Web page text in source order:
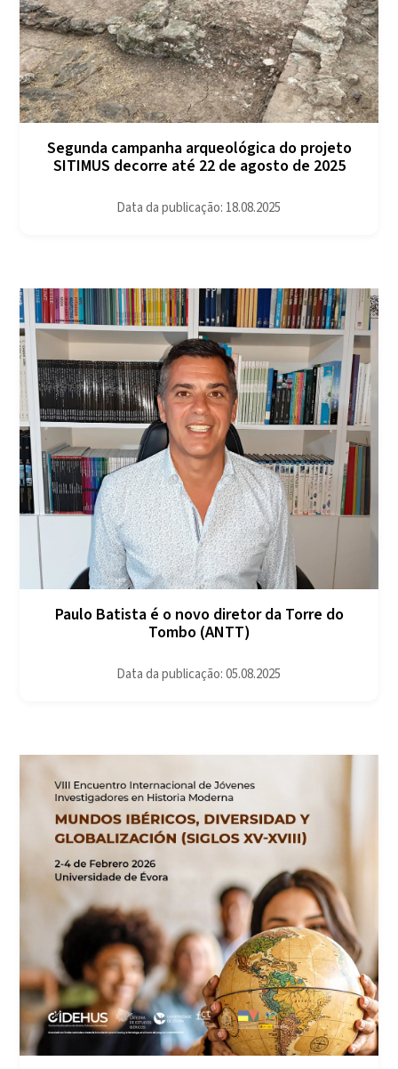
Segunda campanha arqueológica do projeto
SITIMUS decorre até 22 de agosto de 2025
Data da publicação: 18.08.2025
Paulo Batista é o novo diretor da Torre do
Tombo (ANTT)
Data da publicação: 05.08.2025